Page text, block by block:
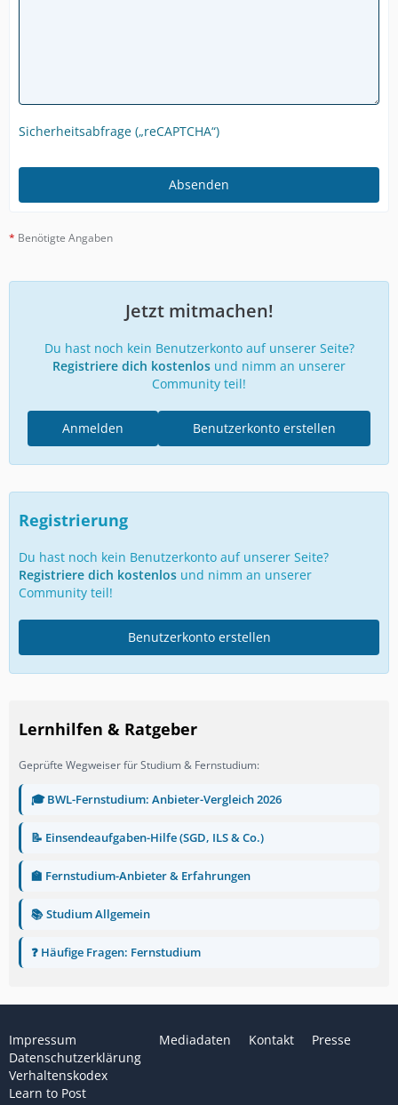
Sicherheitsabfrage („reCAPTCHA“)
* Benötigte Angaben
Jetzt mitmachen!
Du hast noch kein Benutzerkonto auf unserer Seite?
Registriere dich kostenlos und nimm an unserer
Community teil!
Benutzerkonto erstellen
Anmelden
Registrierung
Du hast noch kein Benutzerkonto auf unserer Seite?
Registriere dich kostenlos und nimm an unserer
Community teil!
Benutzerkonto erstellen
Lernhilfen & Ratgeber
Geprüfte Wegweiser für Studium & Fernstudium:
🎓 BWL-Fernstudium: Anbieter-Vergleich 2026
📝 Einsendeaufgaben-Hilfe (SGD, ILS & Co.)
🏫 Fernstudium-Anbieter & Erfahrungen
📚 Studium Allgemein
❓ Häufige Fragen: Fernstudium
Impressum
Datenschutzerklärung
Verhaltenskodex
Learn to Post
Mediadaten Kontakt Presse